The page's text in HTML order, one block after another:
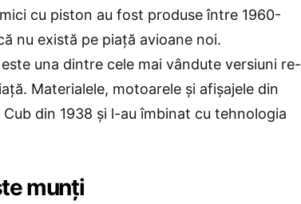
cu piston au fost produse între 1960-
nu există pe piaţă avioane noi.
una dintre cele mai vândute versiuni re-
Materialele, motoarele și afișajele din
din 1938 și l-au îmbinat cu tehnologia
munți